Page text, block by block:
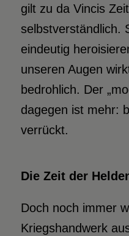
gilt zu da Vincis
selbstverständlich.
eindeutig
unseren Augen
bedrohlich. Der
dagegen ist mehr:
verrückt.
Die Zeit der
Doch noch immer
Kriegshandwerk